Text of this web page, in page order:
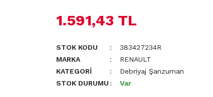
1.591,43 TL
STOK KODU
383427234R
MARKA
RENAULT
KATEGORI
Debriyaj Şanzuman
STOK DURUMU
Var